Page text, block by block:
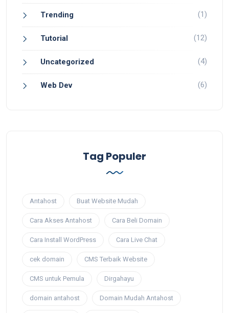
Trending (1)
Tutorial (12)
Uncategorized (4)
Web Dev (6)
Tag Populer
Antahost Buat Website Mudah
Cara Akses Antahost Cara Beli Domain
Cara Install WordPress Cara Live Chat
cek domain CMS Terbaik Website
CMS untuk Pemula Dirgahayu
domain antahost Domain Mudah Antahost